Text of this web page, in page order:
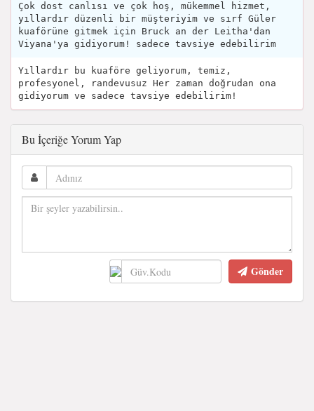
Çok dost canlısı ve çok hoş, mükemmel hizmet,
yıllardır düzenli bir müşteriyim ve sırf Güler
kuaförüne gitmek için Bruck an der Leitha'dan
Viyana'ya gidiyorum! sadece tavsiye edebilirim
Yıllardır bu kuaföre geliyorum, temiz,
profesyonel, randevusuz Her zaman doğrudan ona
gidiyorum ve sadece tavsiye edebilirim!
Bu İçeriğe Yorum Yap
Gönder